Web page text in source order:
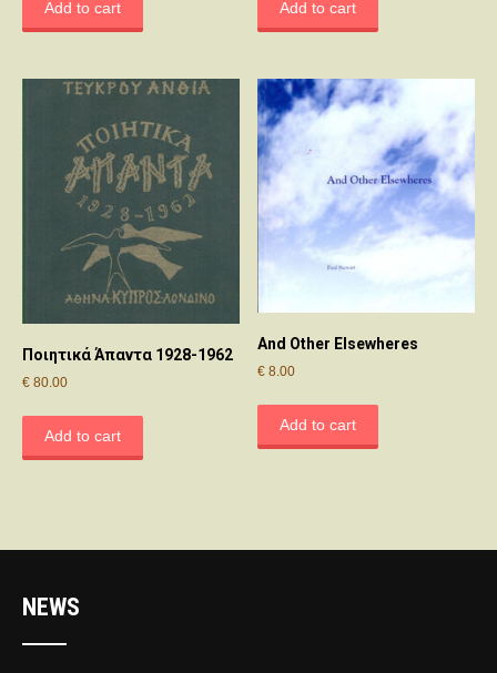
Add to cart Add to cart
Ποιητικά Άπαντα 1928-1962
€ 80.00
Add to cart
And Other Elsewheres
€ 8.00
Add to cart
NEWS